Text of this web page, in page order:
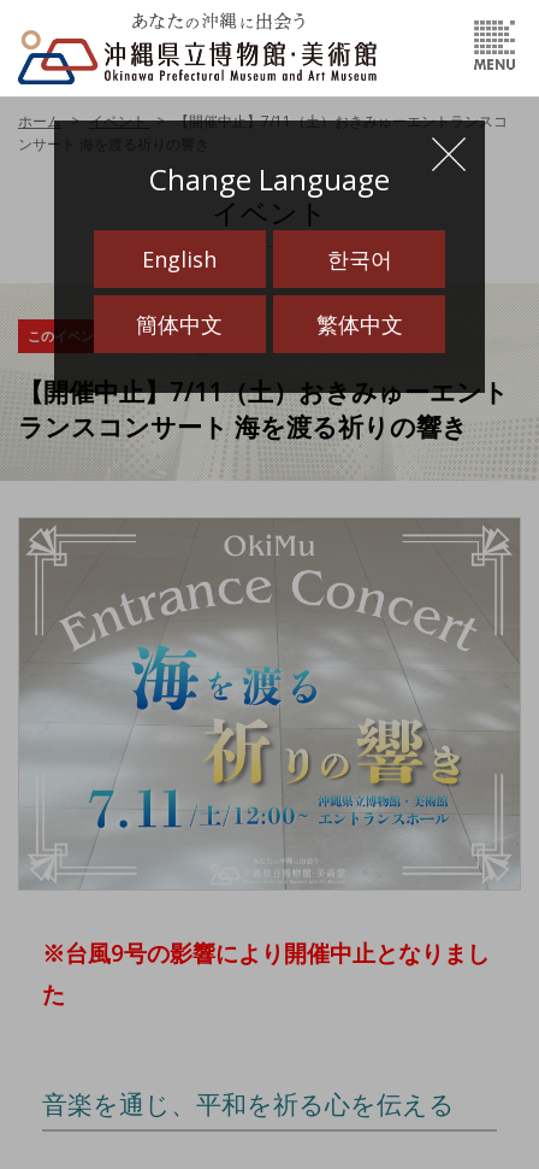
Change Language
English 한국어
簡体中文 繁体中文
ホーム イベント
【開催中止】7/11（土）おきみゅーエントランスコ
ンサート 海を渡る祈りの響き
イベント
このイベントは終了しました
【開催中止】7/11（土）おきみゅーエント
ランスコンサート 海を渡る祈りの響き
※台風9号の影響により開催中止となりまし
た
音楽を通じ、平和を祈る心を伝える